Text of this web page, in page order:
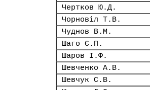
Чертков Ю.Д.
Чорновіл Т.В.
Чуднов В.М.
Шаго Є.П.
Шаров І.Ф.
Шевченко А.В.
Шевчук С.В.